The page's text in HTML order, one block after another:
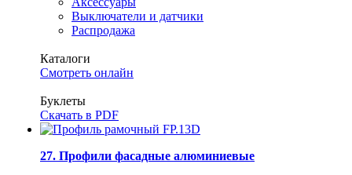
Выключатели и датчики
Распродажа
Каталоги
Смотреть онлайн
Буклеты
Скачать в PDF
27. Профили фасадные алюминиевые